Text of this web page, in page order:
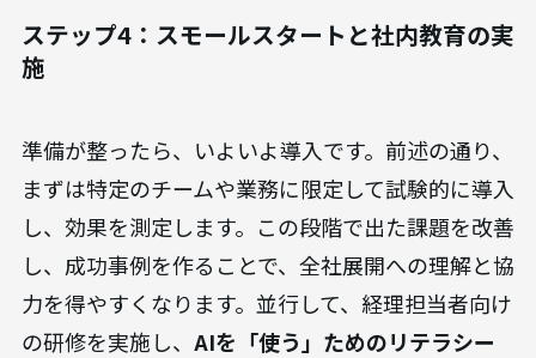
ステップ4：スモールスタートと社内教育の実
施
準備が整ったら、いよいよ導入です。前述の通り、
まずは特定のチームや業務に限定して試験的に導入
し、効果を測定します。この段階で出た課題を改善
し、成功事例を作ることで、全社展開への理解と協
力を得やすくなります。並行して、経理担当者向け
の研修を実施し、 AIを「使う」ためのリテラシー